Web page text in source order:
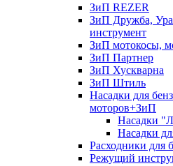
ЗиП REZER
ЗиП Дружба,
инструмент
ЗиП мотокосы,
ЗиП Партнер
ЗиП Хускварна
ЗиП Штиль
Насадки для
моторов+ЗиП
Насадки
Насадки
Расходники для
Режущий